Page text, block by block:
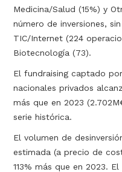
Medicina/Salud (15%) y
número de inversiones,
TIC/Internet (224
Biotecnología (73).
El fundraising captado
nacionales privados
más que en 2023
serie histórica.
El volumen de
estimada (a precio de
113% más que en 2023.